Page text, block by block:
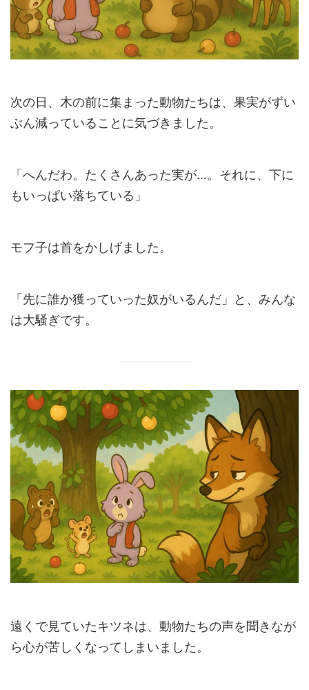
次の日、木の前に集まった動物たちは、果実がずい
ぶん減っていることに気づきました。
「へんだわ。たくさんあった実が…。それに、下に
もいっぱい落ちている」
モフ子は首をかしげました。
「先に誰か獲っていった奴がいるんだ」と、みんな
は大騒ぎです。
遠くで見ていたキツネは、動物たちの声を聞きなが
ら心が苦しくなってしまいました。